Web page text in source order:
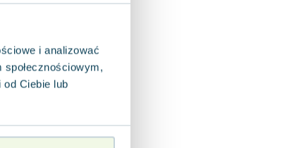
i analizować
Ciebie lub